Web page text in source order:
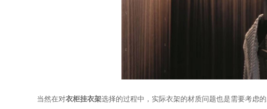
当然在对衣柜挂衣架选择的过程中，实际衣架的材质问题也是需要考虑